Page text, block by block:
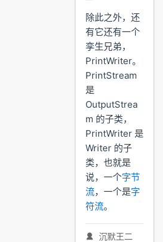
除此之外，还
有它还有一个
孪生兄弟，
PrintWriter。
PrintStream
是
OutputStrea
m 的子类，
PrintWriter 是
Writer 的子
类，也就是
说，一个字节
流，一个是字
符流。
沉默王二